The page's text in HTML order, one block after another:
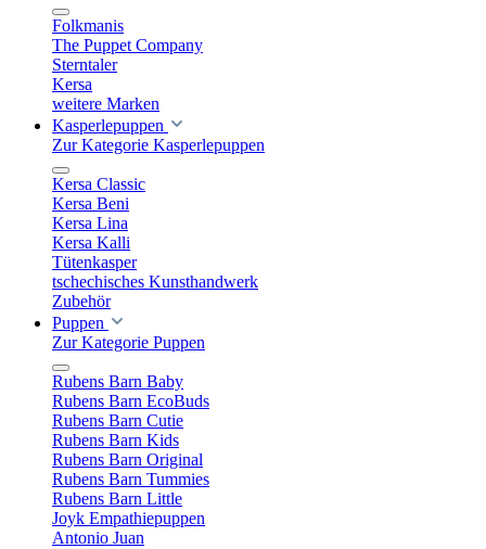
Folkmanis
The Puppet Company
Sterntaler
Kersa
weitere Marken
Kasperlepuppen
Zur Kategorie Kasperlepuppen
Kersa Classic
Kersa Beni
Kersa Lina
Kersa Kalli
Tütenkasper
tschechisches Kunsthandwerk
Zubehör
Puppen
Zur Kategorie Puppen
Rubens Barn Baby
Rubens Barn EcoBuds
Rubens Barn Cutie
Rubens Barn Kids
Rubens Barn Original
Rubens Barn Tummies
Rubens Barn Little
Joyk Empathiepuppen
Antonio Juan